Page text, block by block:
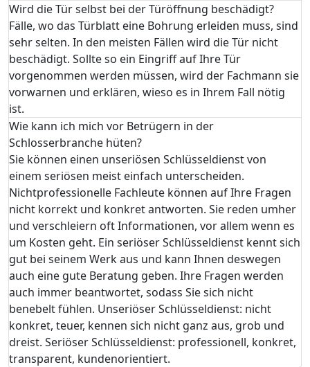
Wird die Tür selbst bei der Türöffnung beschädigt?
Fälle, wo das Türblatt eine Bohrung erleiden muss, sind
sehr selten. In den meisten Fällen wird die Tür nicht
beschädigt. Sollte so ein Eingriff auf Ihre Tür
vorgenommen werden müssen, wird der Fachmann sie
vorwarnen und erklären, wieso es in Ihrem Fall nötig
ist.
Wie kann ich mich vor Betrügern in der
Schlosserbranche hüten?
Sie können einen unseriösen Schlüsseldienst von
einem seriösen meist einfach unterscheiden.
Nichtprofessionelle Fachleute können auf Ihre Fragen
nicht korrekt und konkret antworten. Sie reden umher
und verschleiern oft Informationen, vor allem wenn es
um Kosten geht. Ein seriöser Schlüsseldienst kennt sich
gut bei seinem Werk aus und kann Ihnen deswegen
auch eine gute Beratung geben. Ihre Fragen werden
auch immer beantwortet, sodass Sie sich nicht
benebelt fühlen. Unseriöser Schlüsseldienst: nicht
konkret, teuer, kennen sich nicht ganz aus, grob und
dreist. Seriöser Schlüsseldienst: professionell, konkret,
transparent, kundenorientiert.